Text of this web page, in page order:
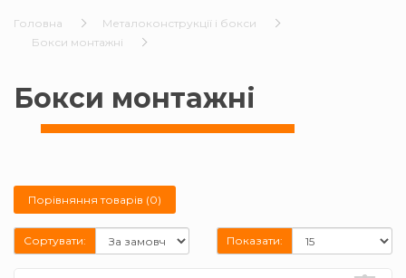
Головна
Металоконструкції і бокси
Бокси монтажні
Бокси монтажні
Порівняння товарів (0)
Сортувати: Показати: